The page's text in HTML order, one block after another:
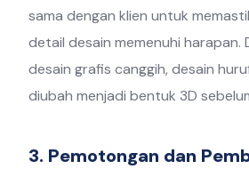
sama dengan klien untuk
detail desain memenuhi harapan.
desain grafis canggih, desain
diubah menjadi bentuk 3D
3. Pemotongan dan